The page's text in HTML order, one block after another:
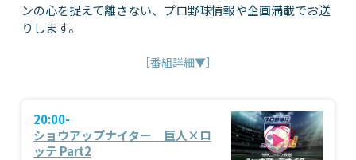
ンの心を捉えて離さない、プロ野球情報や企画満載でお送
りします。
［番組詳細▼］
20:00-
ショウアップナイター 巨人×ロ
ッテ Part2